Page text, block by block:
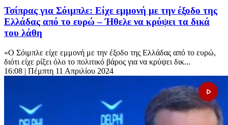
Τσίπρας για Σόιμπλε: Είχε εμμονή με την έξοδο της
Ελλάδας από το ευρώ – Ήθελε να κρύψει τα δικά
του λάθη
«Ο Σόιμπλε είχε εμμονή με την έξοδο της Ελλάδας από το ευρώ,
διότι είχε ρίξει όλο το πολιτικό βάρος για να κρύψει δικ...
16:08 | Πέμπτη 11 Απριλίου 2024